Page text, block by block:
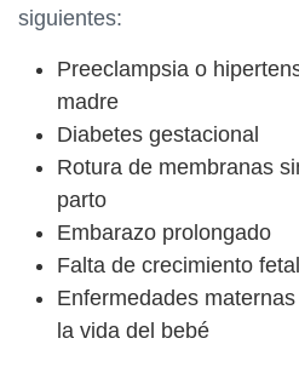
siguientes:
Preeclampsia o
madre
Diabetes gestacional
Rotura de membranas
parto
Embarazo prolongado
Falta de crecimiento fetal
Enfermedades
la vida del bebé